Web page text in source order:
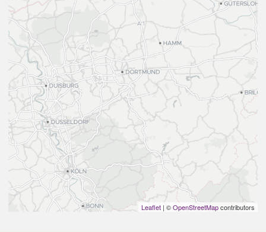
Leaflet | ©OpenStreetMapcontributors